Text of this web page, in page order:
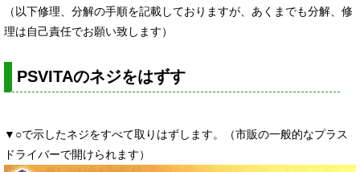
（以下修理、分解の手順を記載しておりますが、あくまでも分解、修
理は自己責任でお願い致します）
PSVITAのネジをはずす
▼○で示したネジをすべて取りはずします。（市販の一般的なプラス
ドライバーで開けられます）